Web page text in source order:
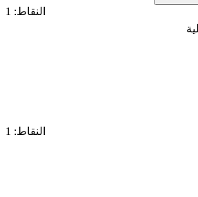
النقاط: 1
النقاط: 1